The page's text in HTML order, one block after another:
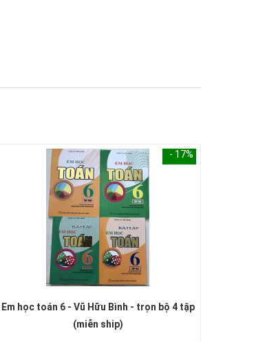
- 17%
Em học toán 6 - Vũ Hữu Bình - trọn bộ 4 tập
(miễn ship)